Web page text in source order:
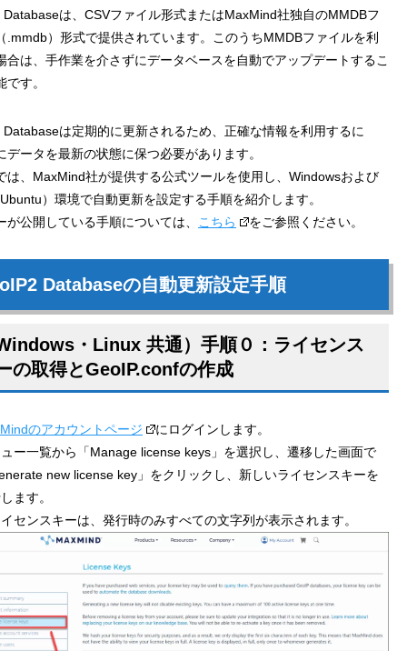
Databaseは、CSVファイル形式またはMaxMind社独自のMMDBフ
.mmdb）形式で提供されています。このうちMMDBファイルを利
合は、手作業を介さずにデータベースを自動でアップデートするこ
です。
は定期的に更新されるため、正確な情報を利用するに
データを最新の状態に保つ必要があります。
は、MaxMind社が提供する公式ツールを使用し、Windowsおよび
）環境で自動更新を設定する手順を紹介します。
が公開している手順については、
こちら をご参照ください。
Databaseの自動更新設定手順
・Linux 共通）手順０：ライセンス
の取得とGeoIP.confの作成
のアカウントページ
にログインします。
ー一覧から「Manage license keys」を選択し、遷移した画面で
new license key」をクリックし、新しいライセンスキーを
ます。
センスキーは、発行時のみすべての文字列が表示されます。